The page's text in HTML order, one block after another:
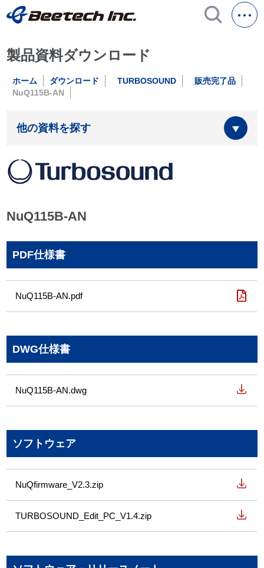
製品資料ダウンロード
ホーム ダウンロード TURBOSOUND
販売完了品
NuQ115B-AN
他の資料を探す
NuQ115B-AN
PDF仕様書
NuQ115B-AN.pdf
DWG仕様書
NuQ115B-AN.dwg
ソフトウェア
NuQfirmware_V2.3.zip
TURBOSOUND_Edit_PC_V1.4.zip